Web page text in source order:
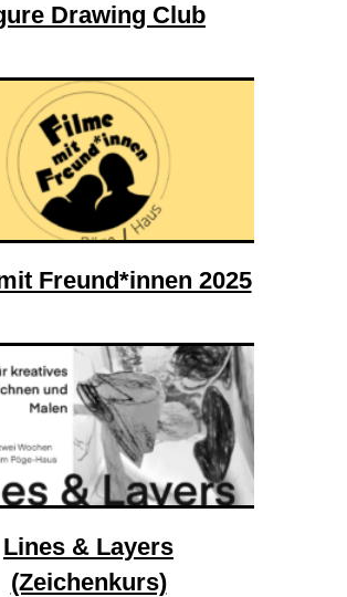
Drawing Club
Freund*innen 2025
Lines & Layers
(Zeichenkurs)